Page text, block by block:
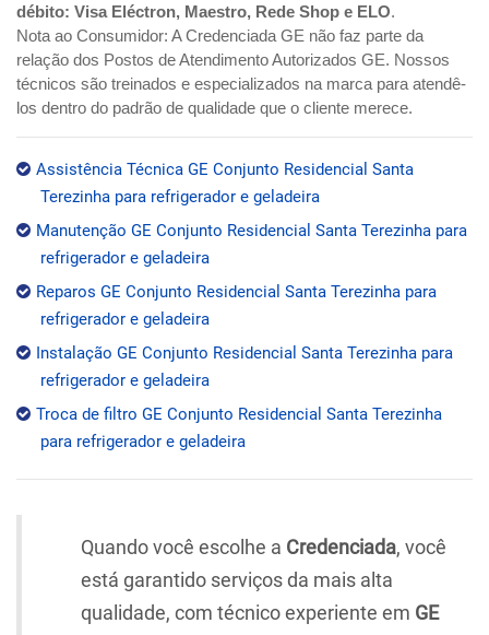
débito: Visa Eléctron, Maestro, Rede Shop e ELO.
Nota ao Consumidor: A Credenciada GE não faz parte da
relação dos Postos de Atendimento Autorizados GE. Nossos
técnicos são treinados e especializados na marca para atendê-
los dentro do padrão de qualidade que o cliente merece.
Assistência Técnica GE Conjunto Residencial Santa
Terezinha para refrigerador e geladeira
Manutenção GE Conjunto Residencial Santa Terezinha para
refrigerador e geladeira
Reparos GE Conjunto Residencial Santa Terezinha para
refrigerador e geladeira
Instalação GE Conjunto Residencial Santa Terezinha para
refrigerador e geladeira
Troca de filtro GE Conjunto Residencial Santa Terezinha
para refrigerador e geladeira
Quando você escolhe a Credenciada, você
está garantido serviços da mais alta
qualidade, com técnico experiente em GE